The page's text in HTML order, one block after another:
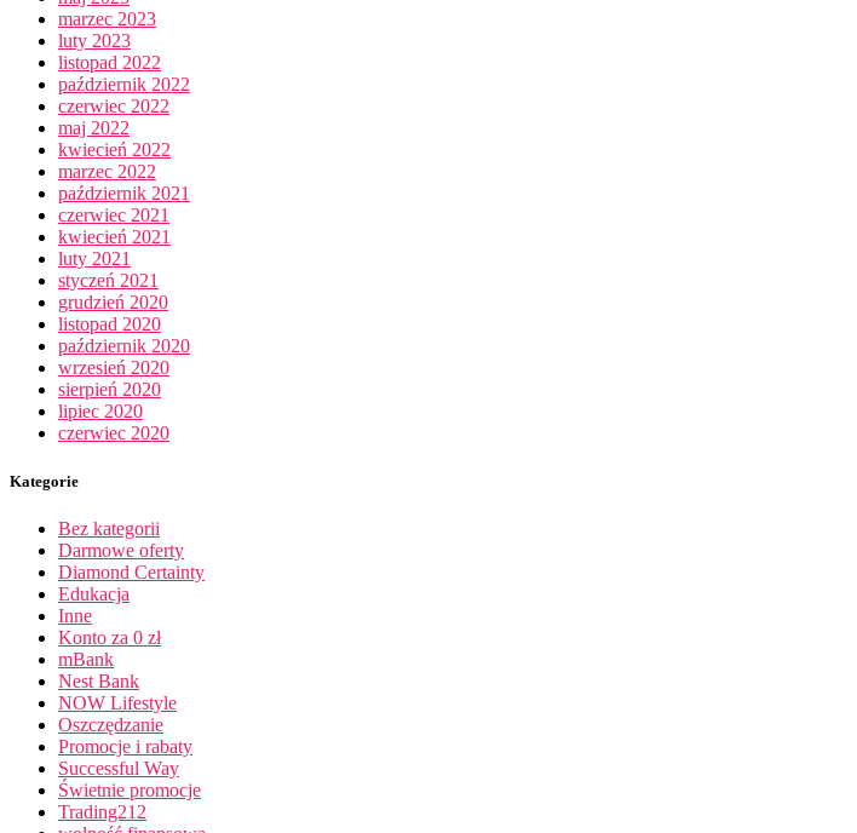
marzec 2023
luty 2023
listopad 2022
październik 2022
czerwiec 2022
maj 2022
kwiecień 2022
marzec 2022
październik 2021
czerwiec 2021
kwiecień 2021
luty 2021
styczeń 2021
grudzień 2020
listopad 2020
październik 2020
wrzesień 2020
sierpień 2020
lipiec 2020
czerwiec 2020
Kategorie
Bez kategorii
Darmowe oferty
Diamond Certainty
Edukacja
Inne
Konto za 0 zł
mBank
Nest Bank
NOW Lifestyle
Oszczędzanie
Promocje i rabaty
Successful Way
Świetnie promocje
Trading212